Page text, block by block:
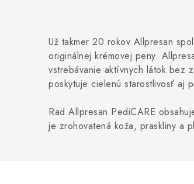
Už takmer 20 rokov Allpresan
originálnej krémovej peny.
vstrebávanie aktívnych látok bez
poskytuje cielenú starostlivosť aj
Rad Allpresan PediCARE
je zrohovatená koža, praskliny a